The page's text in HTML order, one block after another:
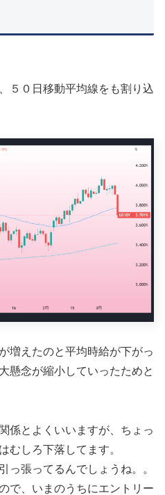
５０日移動平均線をも割り込
増えたのと平均時給が下がっ
懸念が縮小していったためと
係とよくいいますが、ちょっ
むしろ下落してます。
張ってるんでしょうね。。
で、いまのうちにエントリー